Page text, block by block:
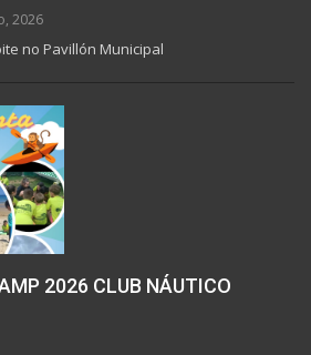
2026
no Pavillón Municipal
2026 CLUB NÁUTICO